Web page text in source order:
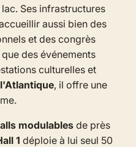
Ses infrastructures
aussi bien des
et des congrès
des événements
culturelles et
, il offre une
modulables de près
1 déploie à lui seul 50